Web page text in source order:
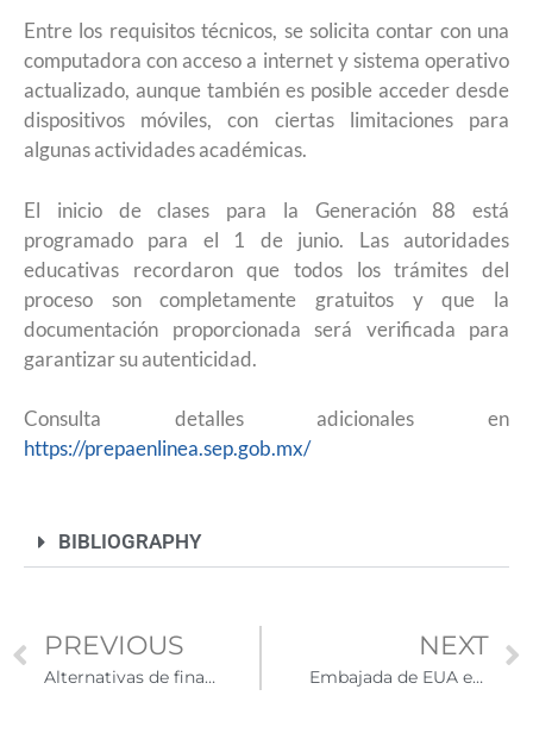
Entre los requisitos técnicos, se solicita contar con una
computadora con acceso a internet y sistema operativo
actualizado, aunque también es posible acceder desde
dispositivos móviles, con ciertas limitaciones para
algunas actividades académicas.
El inicio de clases para la Generación 88 está
programado para el 1 de junio. Las autoridades
educativas recordaron que todos los trámites del
proceso son completamente gratuitos y que la
documentación proporcionada será verificada para
garantizar su autenticidad.
Consulta detalles adicionales en
https://prepaenlinea.sep.gob.mx/
BIBLIOGRAPHY
PREVIOUS
Alternativas de financiamiento para negocios de residentes permanentes ante cambios en la SBA
NEXT
Embajada de EUA en México busca asistente de contenido digital para su oficina de Diplomacia Pública